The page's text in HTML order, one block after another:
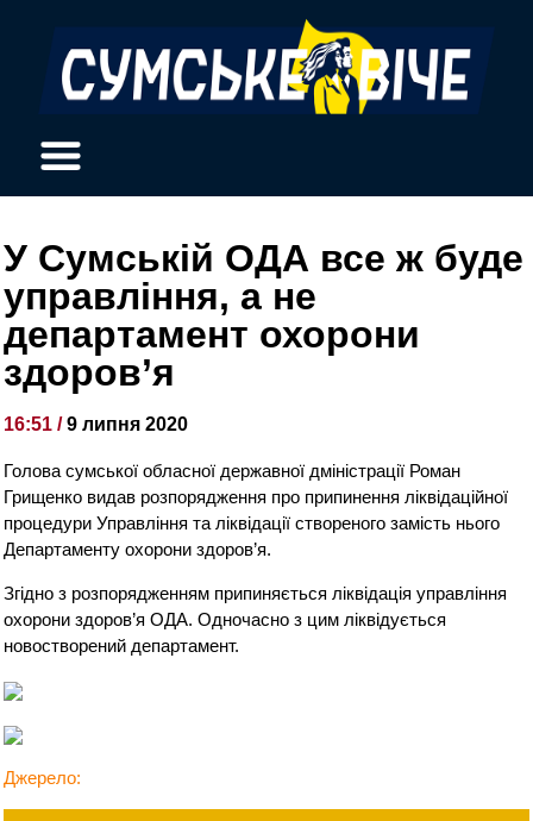
У Сумській ОДА все ж буде
управління, а не
департамент охорони
здоров’я
16:51 /9 липня 2020
Голова сумської обласної державної дміністрації Роман
Грищенко видав розпорядження про припинення ліквідаційної
процедури Управління та ліквідації створеного замість нього
Департаменту охорони здоров’я.
Згідно з розпорядженням припиняється ліквідація управління
охорони здоров’я ОДА. Одночасно з цим ліквідується
новостворений департамент.
Джерело: